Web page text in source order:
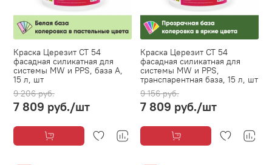
Краска Церезит CT 54
фасадная силикатная для
системы MW и PPS, база А,
15 л, шт
9 206 руб.
7 809 руб./шт
Краска Церезит CT 54
фасадная силикатная для
системы MW и PPS,
транспарентная база, 15 л, шт
9 156 руб.
7 809 руб./шт